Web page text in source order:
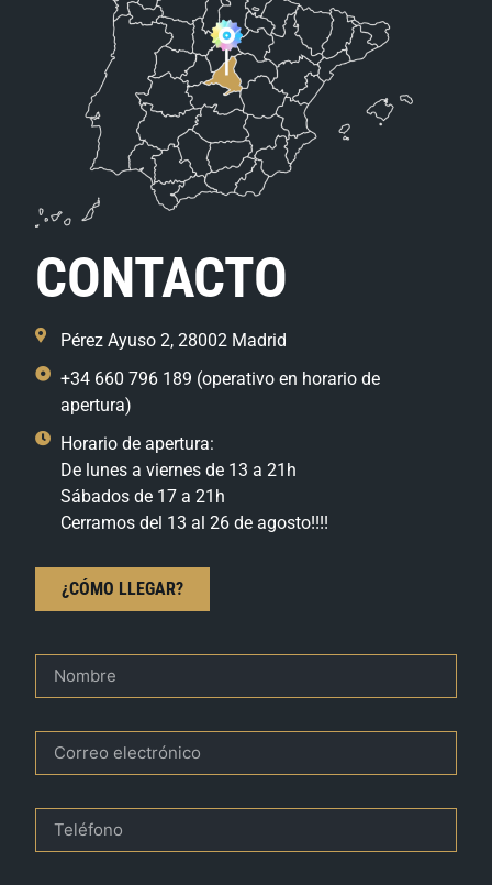
CONTACTO
Pérez Ayuso 2, 28002 Madrid
+34 660 796 189 (operativo en horario de
apertura)
Horario de apertura:
De lunes a viernes de 13 a 21h
Sábados de 17 a 21h
Cerramos del 13 al 26 de agosto!!!!
¿CÓMO LLEGAR?